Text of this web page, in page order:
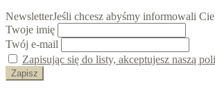
NewsletterJeśli chcesz abyśmy informowali
Twoje imię
Twój e-mail
Zapisując się do listy, akceptujesz naszą